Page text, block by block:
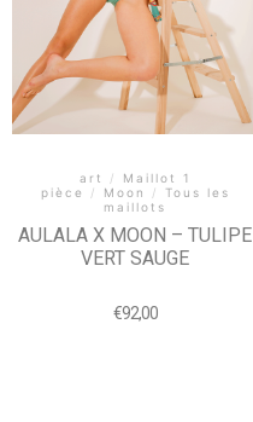
art /
Maillot 1
pièce
/ Moon /
Tous les
maillots
AULALA X MOON – TULIPE
VERT SAUGE
€92,00